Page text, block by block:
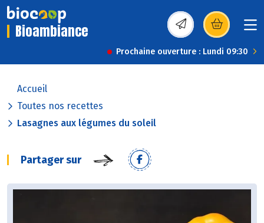
Bioambiance (s’ouvre dans une
Prochaine ouverture : Lundi 09:30
Accueil
Toutes nos recettes
Lasagnes aux légumes du soleil
Partager sur